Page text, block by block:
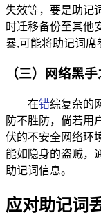
失效等，要是助记
时迁移备份至其他
暴,可能将助记词席
（三）网络黑
在错综复杂的
防不胜防，倘若用
伏的不安全网络环
能如隐身的盗贼，
助记词信息。
应对助记词